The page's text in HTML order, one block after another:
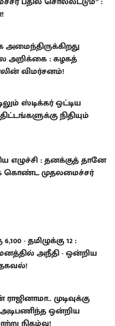
அறிக்கை : கழகத்
விமர்சனம்!
ஸ்டிக்கர் ஒட்டிய
நிதியும்
எழுச்சி : தனக்குத் தானே
கொண்ட முதலமைச்சர்
- தமிழுக்கு 12 :
அநீதி - ஒன்றிய
முடிவுக்கு
ஒன்றிய